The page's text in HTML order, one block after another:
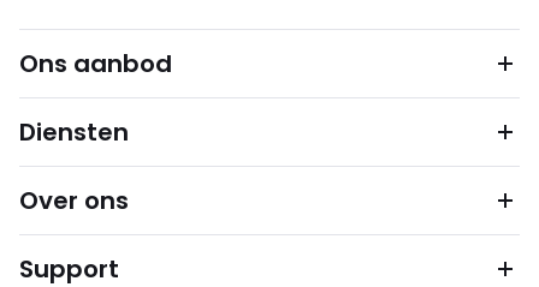
Ons aanbod
Diensten
Over ons
Support